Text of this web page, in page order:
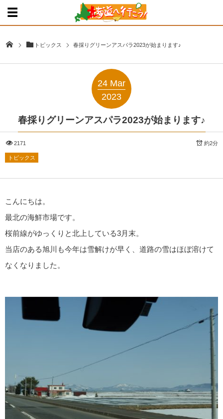
トピックス 春採りグリーンアスパラ2023が始まります♪
24 Mar
2023
春採りグリーンアスパラ2023が始まります♪
2171 約2分
トピックス
こんにちは。
最北の海鮮市場です。
桜前線がゆっくりと北上している3月末。
当店のある旭川も今年は雪解けが早く、道路の雪はほぼ溶けて
なくなりました。